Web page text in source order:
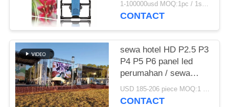
1-100000usd MOQ:1pc / 1sqm
CONTACT
sewa hotel HD P2.5 P3
P4 P5 P6 panel led
perumahan / sewa
dinding display led
USD 185-206 piece MOQ:1 potong
CONTACT